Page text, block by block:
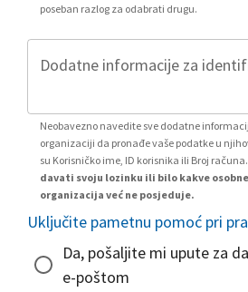
poseban razlog za odabrati drugu.
Neobavezno navedite sve dodatne
organizaciji da pronađe vaše podatke u
su Korisničko ime, ID korisnika ili Broj računa.
davati svoju lozinku ili bilo kakve
organizacija već ne posjeduje.
Uključite pametnu pomoć pri
Da, pošaljite mi upute za
e-poštom